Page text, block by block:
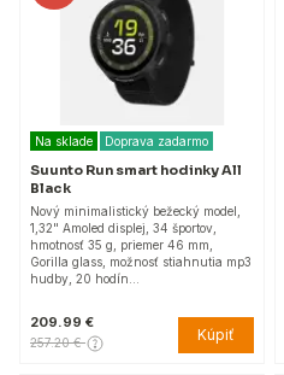
Na sklade Doprava zadarmo
Suunto Run smart hodinky All
Black
Nový minimalistický bežecký model,
1,32" Amoled displej, 34 športov,
hmotnosť 35 g, priemer 46 mm,
Gorilla glass, možnosť stiahnutia mp3
hudby, 20 hodín…
209.99 €
257.20 € Kúpiť